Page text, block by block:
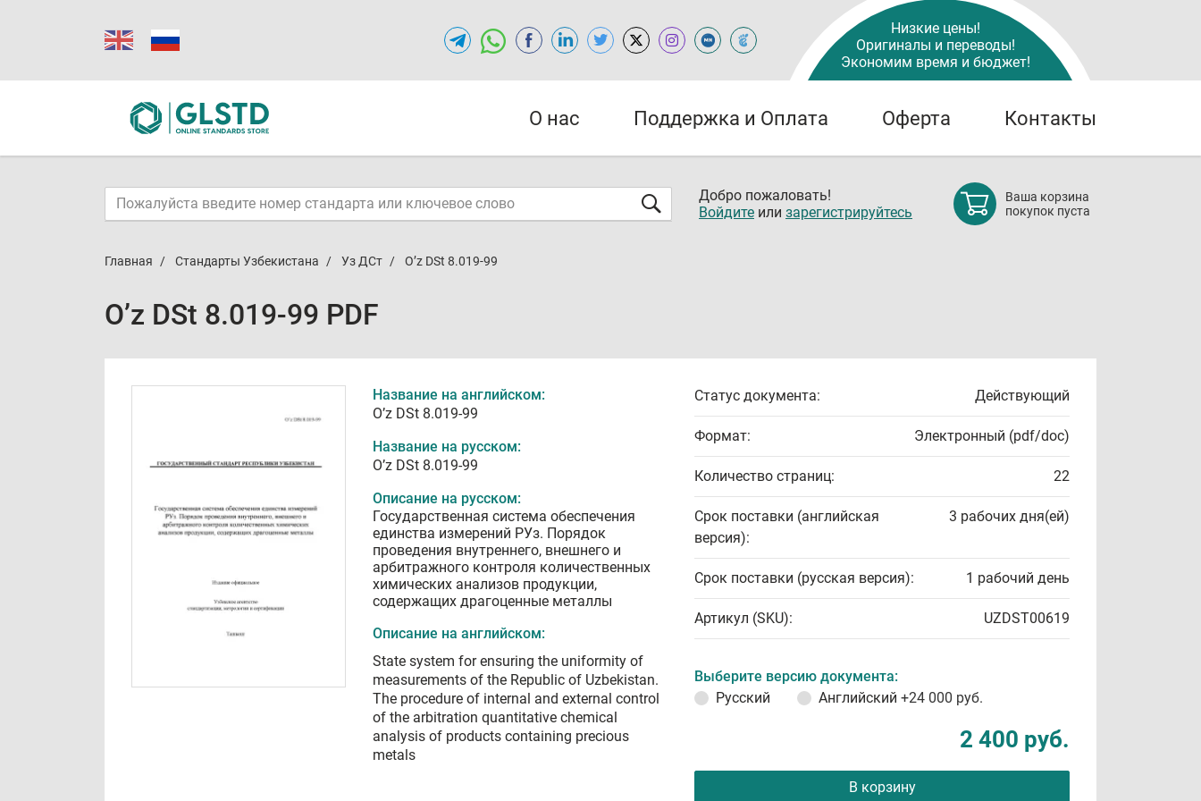
Низкие цены!
Оригиналы и переводы!
Экономим время и бюджет!
О нас Поддержка и Оплата Оферта Контакты
Добро пожаловать!
Войдите или зарегистрируйтесь
Ваша корзина
покупок пуста
Главная Стандарты Узбекистана Уз ДСт O’z DSt 8.019-99
O’z DSt 8.019-99 PDF
Название на английском:
O’z DSt 8.019-99
Название на русском:
O’z DSt 8.019-99
Описание на русском:
Государственная система обеспечения
единства измерений РУз. Порядок
проведения внутреннего, внешнего и
арбитражного контроля количественных
химических анализов продукции,
содержащих драгоценные металлы
Описание на английском:
State system for ensuring the uniformity of
measurements of the Republic of Uzbekistan.
The procedure of internal and external control
of the arbitration quantitative chemical
analysis of products containing precious
metals
Статус документа: Действующий
Формат: Электронный (pdf/doc)
Количество страниц: 22
Срок поставки (английская
версия):
3 рабочих дня(ей)
Срок поставки (русская версия): 1 рабочий день
Артикул (SKU): UZDST00619
Выберите версию документа:
Русский
Английский +24 000 руб.
2 400 руб.
В корзину